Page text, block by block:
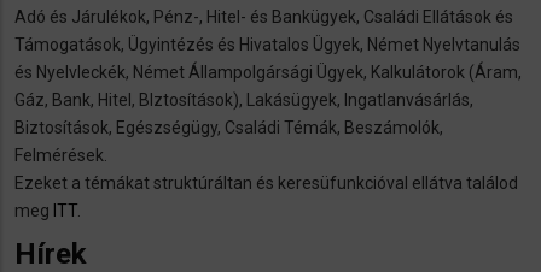
Adó és Járulékok, Pénz-, Hitel- és Bankügyek, Családi Ellátások és
Támogatások, Ügyintézés és Hivatalos Ügyek, Német Nyelvtanulás
és Nyelvleckék, Német Állampolgársági Ügyek, Kalkulátorok (Áram,
Gáz, Bank, Hitel, BIztosítások), Lakásügyek, Ingatlanvásárlás,
Biztosítások, Egészségügy, Családi Témák, Beszámolók,
Felmérések.
Ezeket a témákat struktúráltan és keresüfunkcióval ellátva találod
meg ITT
Hírek